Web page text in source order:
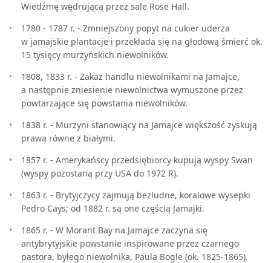
Wiedźmę wędrującą przez sale Rose Hall.
1780 - 1787 r. - Zmniejszony popyt na cukier uderza
w jamajskie plantacje i przekłada się na głodową śmierć ok.
15 tysięcy murzyńskich niewolników.
1808, 1833 r. - Zakaz handlu niewolnikami na Jamajce,
a następnie zniesienie niewolnictwa wymuszone przez
powtarzające się powstania niewolników.
1838 r. - Murzyni stanowiący na Jamajce większość zyskują
prawa równe z białymi.
1857 r. - Amerykańscy przedsiębiorcy kupują wyspy Swan
(wyspy pozostaną przy USA do 1972 R).
1863 r. - Brytyjczycy zajmują bezludne, koralowe wysepki
Pedro Cays; od 1882 r. są one częścią Jamajki.
1865 r. - W Morant Bay na Jamajce zaczyna się
antybrytyjskie powstanie inspirowane przez czarnego
pastora, byłego niewolnika, Paula Bogle (ok. 1825-1865).